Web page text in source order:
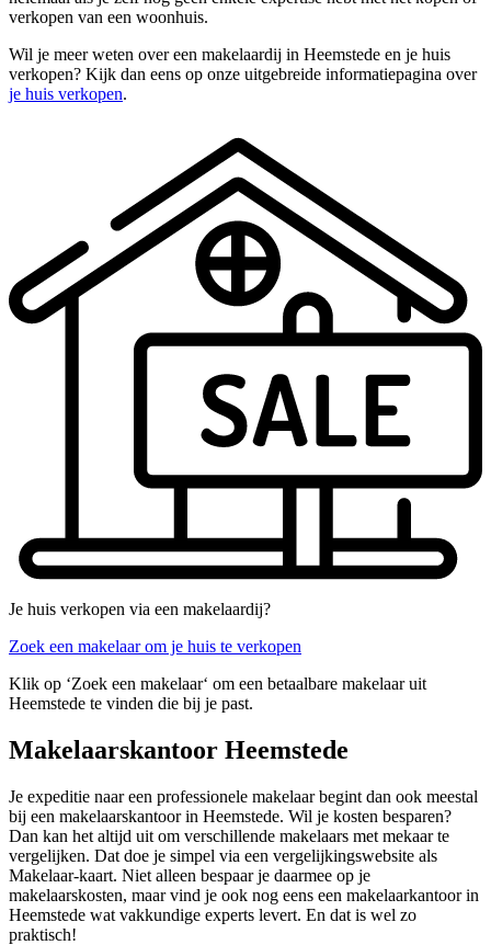
verkopen van een woonhuis.
Wil je meer weten over een makelaardij in Heemstede en je huis
verkopen? Kijk dan eens op onze uitgebreide informatiepagina over
je huis verkopen.
Je huis verkopen via een makelaardij?
Zoek een makelaar om je huis te verkopen
Klik op ‘Zoek een makelaar‘ om een betaalbare makelaar uit
Heemstede te vinden die bij je past.
Makelaarskantoor Heemstede
Je expeditie naar een professionele makelaar begint dan ook meestal
bij een makelaarskantoor in Heemstede. Wil je kosten besparen?
Dan kan het altijd uit om verschillende makelaars met mekaar te
vergelijken. Dat doe je simpel via een vergelijkingswebsite als
Makelaar-kaart. Niet alleen bespaar je daarmee op je
makelaarskosten, maar vind je ook nog eens een makelaarkantoor in
Heemstede wat vakkundige experts levert. En dat is wel zo
praktisch!